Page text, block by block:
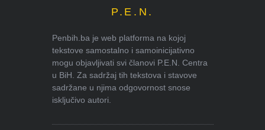
P.E.N.
Penbih.ba je web platforma na kojoj
tekstove samostalno i samoinicijativno
mogu objavljivati svi članovi P.E.N. Centra
u BiH. Za sadržaj tih tekstova i stavove
sadržane u njima odgovornost snose
isključivo autori.